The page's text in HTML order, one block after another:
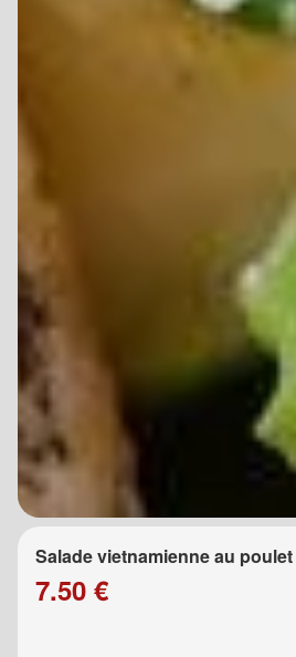
Salade vietnamienne au poulet
7.50 €